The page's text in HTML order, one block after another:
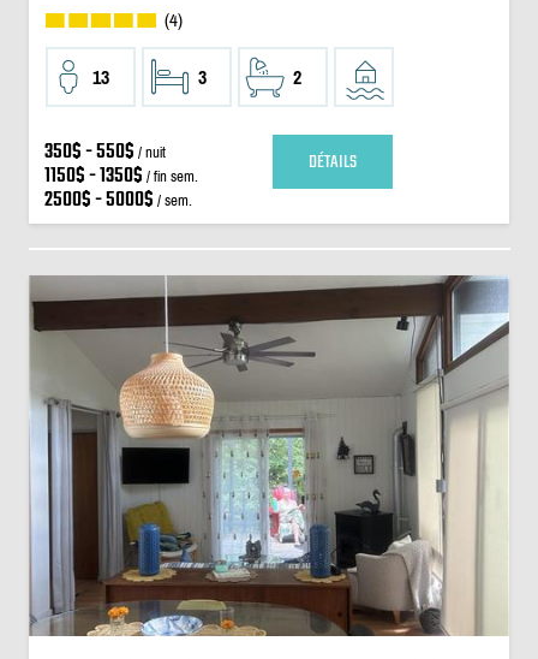
(4)
13 3 2
350$ - 550$ / nuit
1150$ - 1350$ / fin sem.
2500$ - 5000$ / sem.
DÉTAILS